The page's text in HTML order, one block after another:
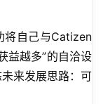
将自己与Catizen
益越多”的自洽设
来发展思路：可